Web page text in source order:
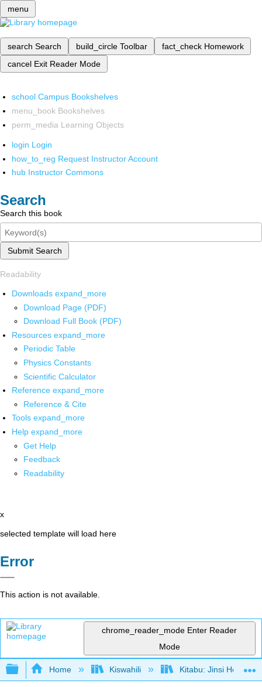
menu
search Search build_circle Toolbar fact_check Homework
cancel Exit Reader Mode
school Campus Bookshelves
menu_book Bookshelves
perm_media Learning Objects
login Login
how_to_reg Request Instructor Account
hub Instructor Commons
Search
Search this book
Submit Search
Readability
Downloads expand_more
Download Page (PDF)
Download Full Book (PDF)
Resources expand_more
Periodic Table
Physics Constants
Scientific Calculator
Reference expand_more
Reference & Cite
Tools expand_more
Help expand_more
Get Help
Feedback
Readability
x
selected template will load here
Error
This action is not available.
chrome_reader_mode Enter Reader
Mode
Expand/collapse global hierarchy
Home Kiswahili Kitabu: Jinsi Hoja